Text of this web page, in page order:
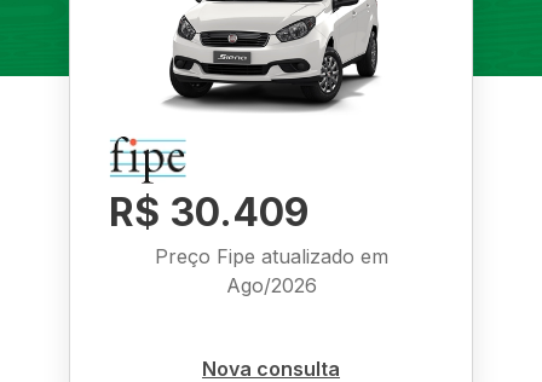
R$ 30.409
Preço Fipe atualizado em
Ago/2026
Nova consulta